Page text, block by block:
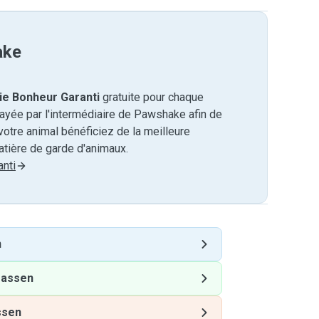
Bonheur Garanti gratuite pour chaque
par l'intermédiaire de Pawshake afin de
animal bénéficiez de la meilleure
de garde d'animaux.